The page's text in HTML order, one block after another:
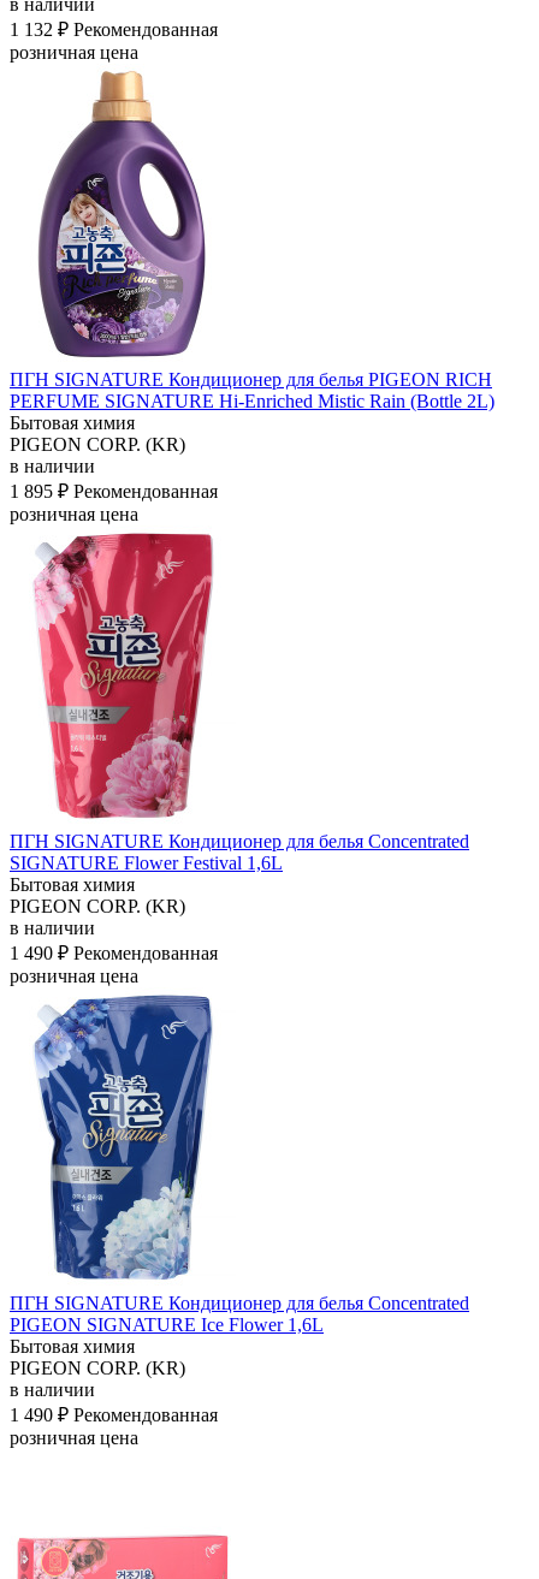
в наличии
1 132 ₽ Рекомендованная
розничная цена
ПГН SIGNATURE Кондиционер для белья PIGEON RICH
PERFUME SIGNATURE Hi-Enriched Mistic Rain (Bottle 2L)
Бытовая химия
PIGEON CORP. (KR)
в наличии
1 895 ₽ Рекомендованная
розничная цена
ПГН SIGNATURE Кондиционер для белья Concentrated
SIGNATURE Flower Festival 1,6L
Бытовая химия
PIGEON CORP. (KR)
в наличии
1 490 ₽ Рекомендованная
розничная цена
ПГН SIGNATURE Кондиционер для белья Concentrated
PIGEON SIGNATURE Ice Flower 1,6L
Бытовая химия
PIGEON CORP. (KR)
в наличии
1 490 ₽ Рекомендованная
розничная цена